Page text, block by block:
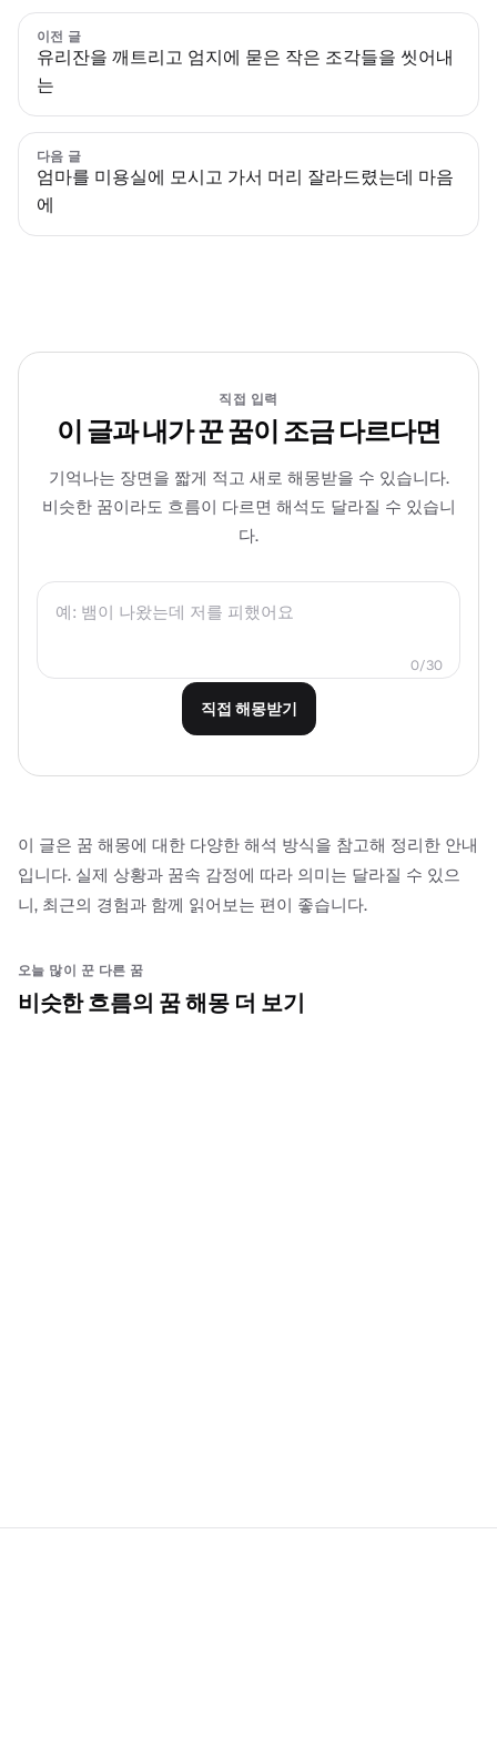
이전 글
유리잔을 깨트리고 엄지에 묻은 작은 조각들을 씻어내
는
다음 글
엄마를 미용실에 모시고 가서 머리 잘라드렸는데 마음
에
직접 입력
이 글과 내가 꾼 꿈이 조금 다르다면
기억나는 장면을 짧게 적고 새로 해몽받을 수 있습니다.
비슷한 꿈이라도 흐름이 다르면 해석도 달라질 수 있습니
다.
0/30
직접 해몽받기
이 글은 꿈 해몽에 대한 다양한 해석 방식을 참고해 정리한 안내
입니다. 실제 상황과 꿈속 감정에 따라 의미는 달라질 수 있으
니, 최근의 경험과 함께 읽어보는 편이 좋습니다.
오늘 많이 꾼 다른 꿈
비슷한 흐름의 꿈 해몽 더 보기